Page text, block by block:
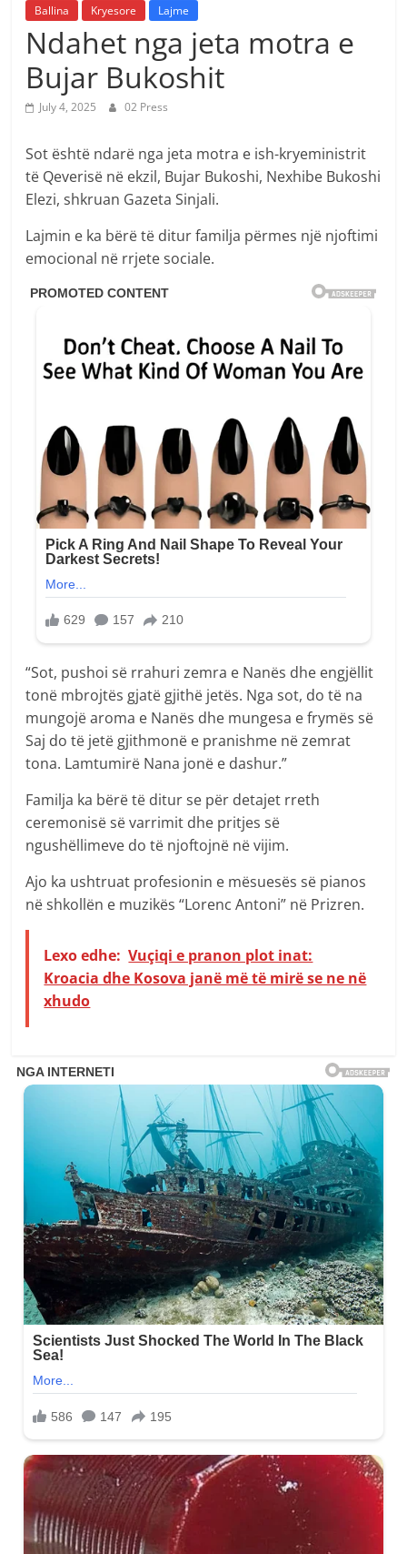
Ballina Kryesore Lajme
Ndahet nga jeta motra e
Bujar Bukoshit
July 4, 2025 02 Press
Sot është ndarë nga jeta motra e ish-kryeministrit
të Qeverisë në ekzil, Bujar Bukoshi, Nexhibe Bukoshi
Elezi, shkruan Gazeta Sinjali.
Lajmin e ka bërë të ditur familja përmes një njoftimi
emocional në rrjete sociale.
“Sot, pushoi së rrahuri zemra e Nanës dhe engjëllit
tonë mbrojtës gjatë gjithë jetës. Nga sot, do të na
mungojë aroma e Nanës dhe mungesa e frymës së
Saj do të jetë gjithmonë e pranishme në zemrat
tona. Lamtumirë Nana jonë e dashur.”
Familja ka bërë të ditur se për detajet rreth
ceremonisë së varrimit dhe pritjes së
ngushëllimeve do të njoftojnë në vijim.
Ajo ka ushtruat profesionin e mësuesës së pianos
në shkollën e muzikës “Lorenc Antoni” në Prizren.
Lexo edhe: Vuçiqi e pranon plot inat:
Kroacia dhe Kosova janë më të mirë se ne në
xhudo